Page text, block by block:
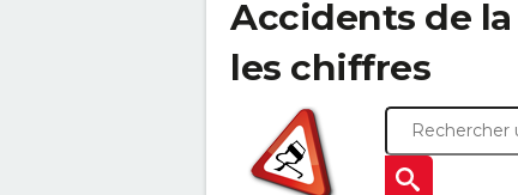
Accidents de
les chiffres